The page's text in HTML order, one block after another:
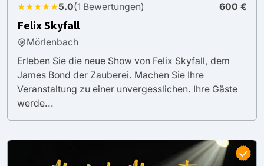
★★★★★5.0(1 Bewertungen) 600 €
Felix Skyfall
Mörlenbach
Erleben Sie die neue Show von Felix Skyfall, dem
James Bond der Zauberei. Machen Sie Ihre
Veranstaltung zu einer unvergesslichen. Ihre Gäste
werde...